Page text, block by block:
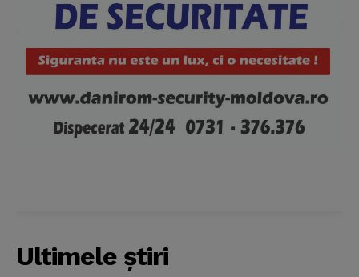
Ultimele ştiri